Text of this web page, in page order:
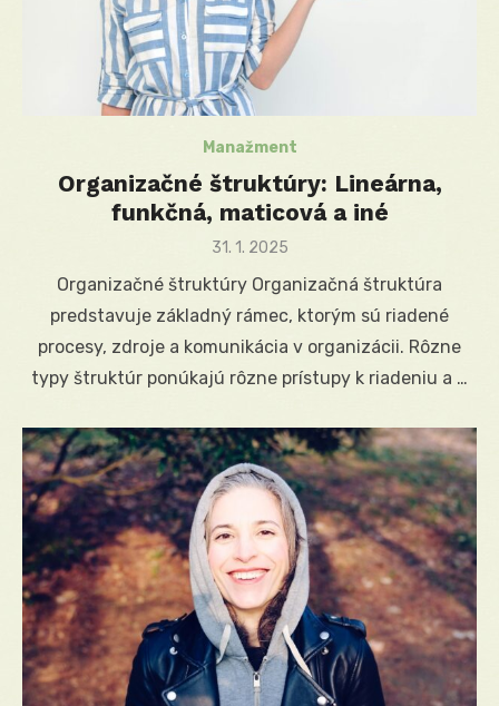
Manažment
Organizačné štruktúry: Lineárna,
funkčná, maticová a iné
Posted
31. 1. 2025
Organizačné štruktúry Organizačná štruktúra
predstavuje základný rámec, ktorým sú riadené
procesy, zdroje a komunikácia v organizácii. Rôzne
typy štruktúr ponúkajú rôzne prístupy k riadeniu a …